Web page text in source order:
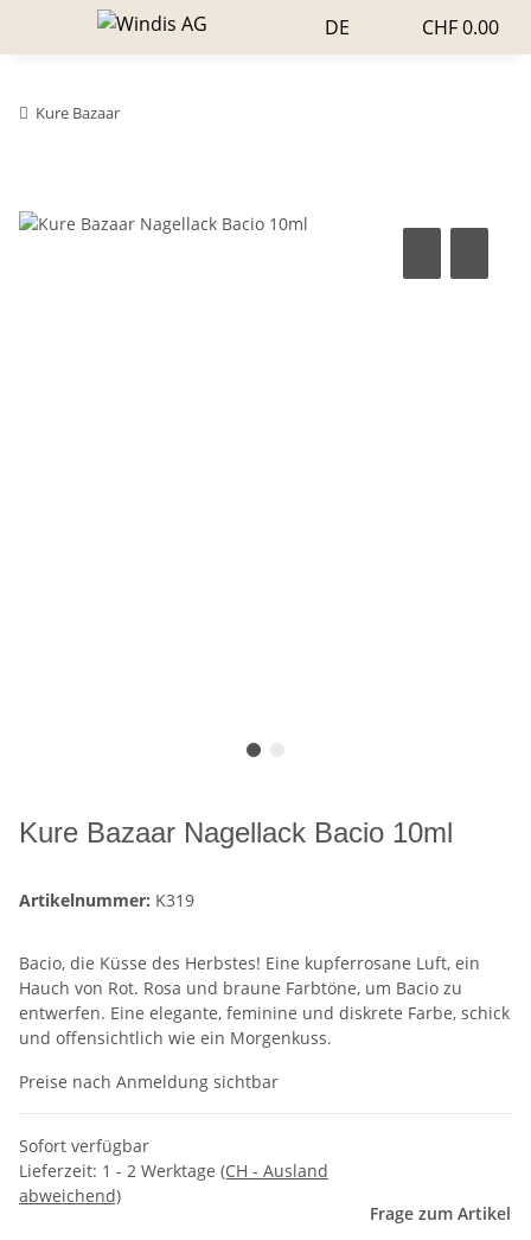
DE CHF 0.00
Kure Bazaar
Kure Bazaar Nagellack Bacio 10ml
Artikelnummer: K319
Bacio, die Küsse des Herbstes! Eine kupferrosane Luft, ein
Hauch von Rot. Rosa und braune Farbtöne, um Bacio zu
entwerfen. Eine elegante, feminine und diskrete Farbe, schick
und offensichtlich wie ein Morgenkuss.
Preise nach Anmeldung sichtbar
Sofort verfügbar
Lieferzeit: 1 - 2 Werktage (CH - Ausland
abweichend)
Frage zum Artikel